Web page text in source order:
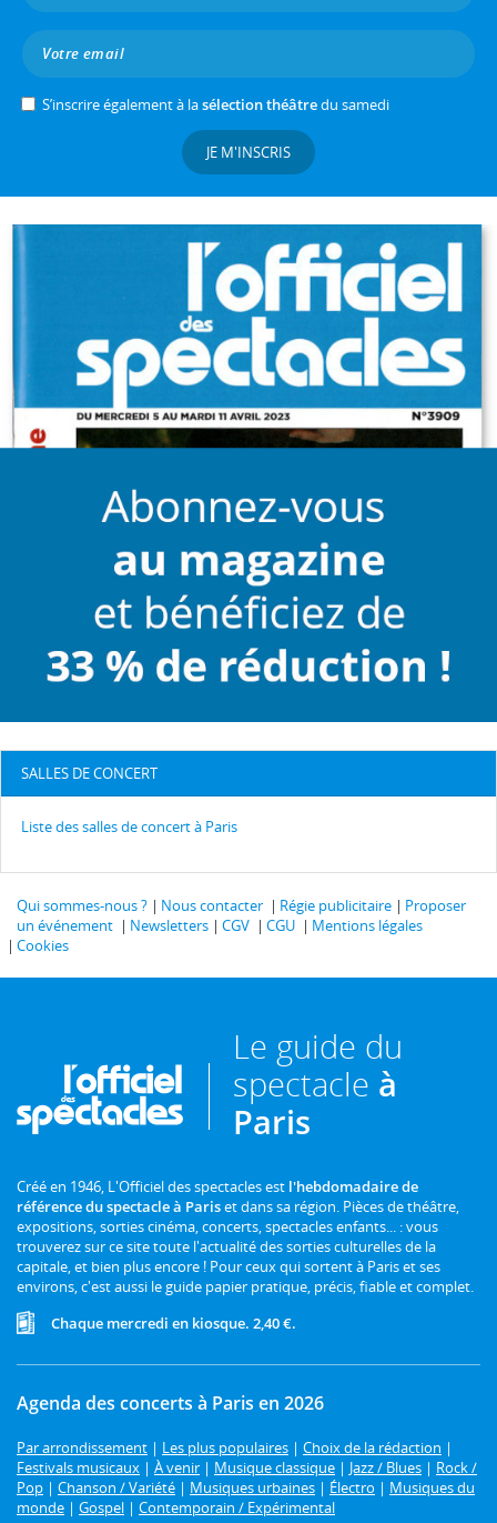
S’inscrire également à lasélection théâtredu samedi
JE M'INSCRIS
SALLES DE CONCERT
Liste des salles de concert à Paris
Qui sommes-nous ? Nous contacter Régie publicitaire
Proposer
un événement
Newsletters CGV CGU
Mentions légales
Cookies
Le guide du
spectacle à
Paris
Créé en 1946, L'Officiel des spectacles est l'hebdomadaire de
référence du spectacle à Pariset dans sa région. Pièces de théâtre,
expositions, sorties cinéma, concerts, spectacles enfants... : vous
trouverez sur ce site toute l'actualité des sorties culturelles de la
capitale, et bien plus encore ! Pour ceux qui sortent à Paris et ses
environs, c'est aussi le guide papier pratique, précis, fiable et complet.
Chaque mercredi en kiosque. 2,40 €.
Agenda des concerts à Paris en 2026
Par arrondissement | Les plus populaires | Choix de la rédaction |
Festivals musicaux | À venir | Musique classique | Jazz / Blues | Rock /
Pop | Chanson / Variété | Musiques urbaines | Électro | Musiques du
monde | Gospel | Contemporain / Expérimental